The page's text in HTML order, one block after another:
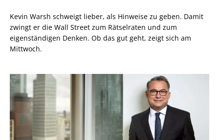
Kevin Warsh schweigt lieber, als Hinweise zu geben. Damit
zwingt er die Wall Street zum Rätselraten und zum
eigenständigen Denken. Ob das gut geht, zeigt sich am
Mittwoch.